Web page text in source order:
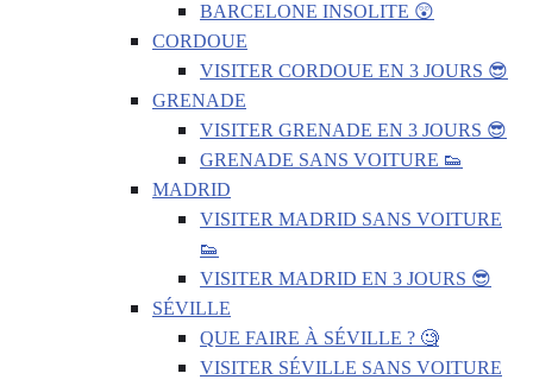
BARCELONE INSOLITE 😲
CORDOUE
VISITER CORDOUE EN 3 JOURS 😎
GRENADE
VISITER GRENADE EN 3 JOURS 😎
GRENADE SANS VOITURE 👟
MADRID
VISITER MADRID SANS VOITURE
👟
VISITER MADRID EN 3 JOURS 😎
SÉVILLE
QUE FAIRE À SÉVILLE ? 🧐
VISITER SÉVILLE SANS VOITURE